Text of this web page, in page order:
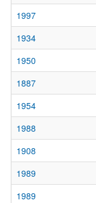
1997
1934
1950
1887
1954
1988
1908
1989
1989